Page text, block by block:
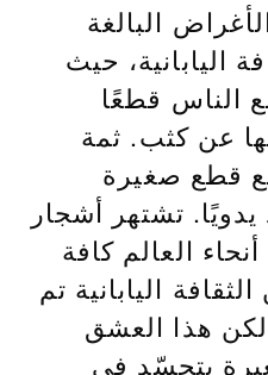
البالغة
اليابانية، حيث
الناس قطعًا
عن كثب. ثمة
قطع صغيرة
تشتهر أشجار
العالم كافة
اليابانية تم
لكن هذا العشق
يتجسّد في